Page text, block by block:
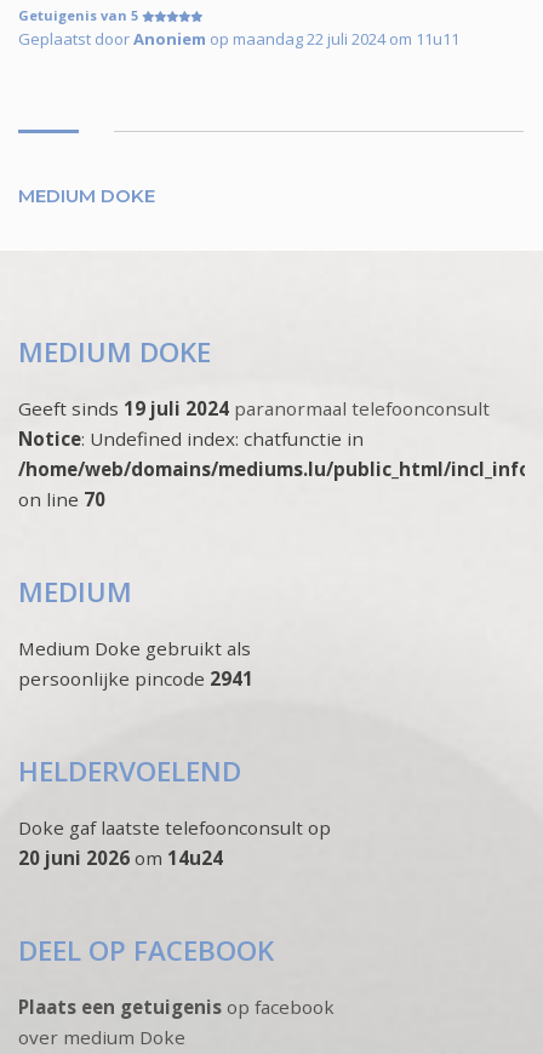
Getuigenis van 5
Geplaatst doorAnoniem op maandag 22 juli 2024 om 11u11
MEDIUM DOKE
MEDIUM DOKE
Geeft sinds 19 juli 2024 paranormaal telefoonconsult
Notice: Undefined index: chatfunctie in
/home/web/domains/mediums.lu/public_html/
on line 70
MEDIUM
Medium Doke gebruikt als
persoonlijke pincode 2941
HELDERVOELEND
Doke gaf laatste telefoonconsult op
20 juni 2026 om 14u24
DEEL OP FACEBOOK
Plaats een getuigenis op facebook
over medium Doke